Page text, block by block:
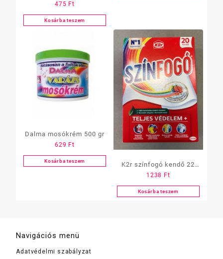
200 gramm, color
475 Ft
Kosárba teszem
Dalma mosókrém 500 gr
629 Ft
Kosárba teszem
K2r színfogó kendő 22
db-os
1238 Ft
Kosárba teszem
Navigációs menü
Adatvédelmi szabályzat